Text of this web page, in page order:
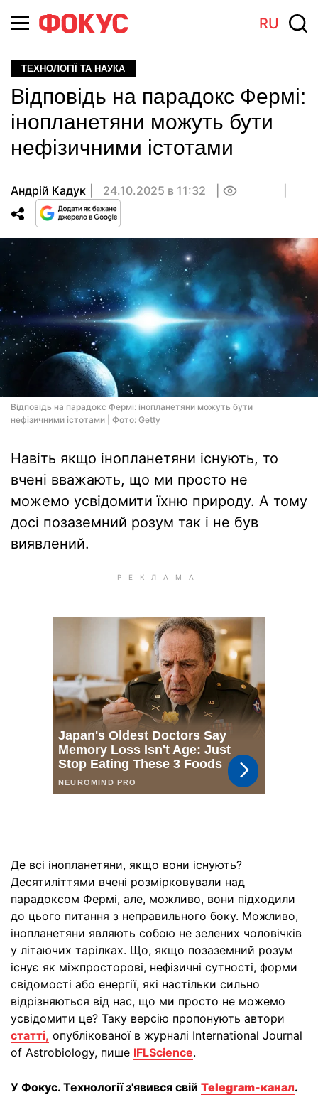
RU
ТЕХНОЛОГІЇ ТА НАУКА
Відповідь на парадокс Фермі:
інопланетяни можуть бути
нефізичними істотами
Андрій Кадук 24.10.2025 в 11:32
Відповідь на парадокс Фермі: інопланетяни можуть бути
нефізичними істотами | Фото: Getty
Навіть якщо інопланетяни існують, то
вчені вважають, що ми просто не
можемо усвідомити їхню природу. А тому
досі позаземний розум так і не був
виявлений.
Де всі інопланетяни, якщо вони існують?
Десятиліттями вчені розмірковували над
парадоксом Фермі, але, можливо, вони підходили
до цього питання з неправильного боку. Можливо,
інопланетяни являють собою не зелених чоловічків
у літаючих тарілках. Що, якщо позаземний розум
існує як міжпросторові, нефізичні сутності, форми
свідомості або енергії, які настільки сильно
відрізняються від нас, що ми просто не можемо
усвідомити це? Таку версію пропонують автори
статті, опублікованої в журналі International Journal
of Astrobiology, пише IFLScience.
У Фокус. Технології з'явився свій Telegram-канал.